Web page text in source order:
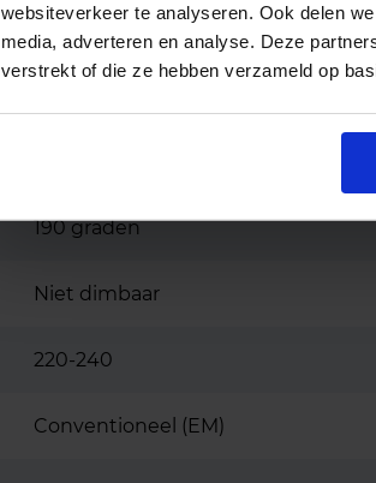
websiteverkeer te analyseren. Ook delen
media, adverteren en analyse. Deze
verstrekt of die ze hebben verzameld op
80-89 | Goede kleurweergave
190 graden
Niet dimbaar
220-240
Conventioneel (EM)